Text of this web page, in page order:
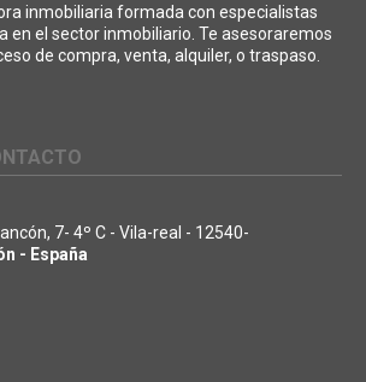
inmobiliaria formada con especialistas
en el sector inmobiliario. Te asesoraremos
de compra, venta, alquiler, o traspaso.
7- 4º C - Vila-real - 12540-
- España